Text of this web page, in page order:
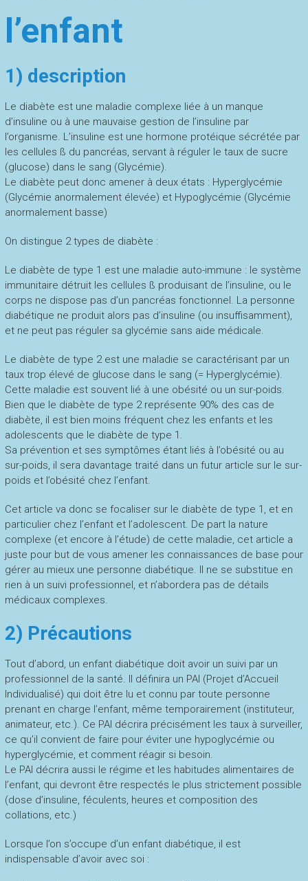
l’enfant
1) description
Le diabète est une maladie complexe liée à un manque
d’insuline ou à une mauvaise gestion de l’insuline par
l’organisme. L’insuline est une hormone protéique sécrétée par
les cellules ß du pancréas, servant à réguler le taux de sucre
(glucose) dans le sang (Glycémie).
Le diabète peut donc amener à deux états : Hyperglycémie
(Glycémie anormalement élevée) et Hypoglycémie (Glycémie
anormalement basse)
On distingue 2 types de diabète :
Le diabète de type 1 est une maladie auto-immune : le système
immunitaire détruit les cellules ß produisant de l’insuline, ou le
corps ne dispose pas d’un pancréas fonctionnel. La personne
diabétique ne produit alors pas d’insuline (ou insuffisamment),
et ne peut pas réguler sa glycémie sans aide médicale.
Le diabète de type 2 est une maladie se caractérisant par un
taux trop élevé de glucose dans le sang (= Hyperglycémie).
Cette maladie est souvent lié à une obésité ou un sur-poids.
Bien que le diabète de type 2 représente 90% des cas de
diabète, il est bien moins fréquent chez les enfants et les
adolescents que le diabète de type 1.
Sa prévention et ses symptômes étant liés à l’obésité ou au
sur-poids, il sera davantage traité dans un futur article sur le sur-
poids et l’obésité chez l’enfant.
Cet article va donc se focaliser sur le diabète de type 1, et en
particulier chez l’enfant et l’adolescent. De part la nature
complexe (et encore à l’étude) de cette maladie, cet article a
juste pour but de vous amener les connaissances de base pour
gérer au mieux une personne diabétique. Il ne se substitue en
rien à un suivi professionnel, et n’abordera pas de détails
médicaux complexes.
2) Précautions
Tout d’abord, un enfant diabétique doit avoir un suivi par un
professionnel de la santé. Il définira un PAI (Projet d’Accueil
Individualisé) qui doit être lu et connu par toute personne
prenant en charge l’enfant, même temporairement (instituteur,
animateur, etc.). Ce PAI décrira précisément les taux à surveiller,
ce qu’il convient de faire pour éviter une hypoglycémie ou
hyperglycémie, et comment réagir si besoin.
Le PAI décrira aussi le régime et les habitudes alimentaires de
l’enfant, qui devront être respectés le plus strictement possible
(dose d’insuline, féculents, heures et composition des
collations, etc.)
Lorsque l’on s’occupe d’un enfant diabétique, il est
indispensable d’avoir avec soi :